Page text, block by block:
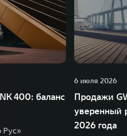
400: баланс
6 июля 2026
Продажи
уверенный
2026 года